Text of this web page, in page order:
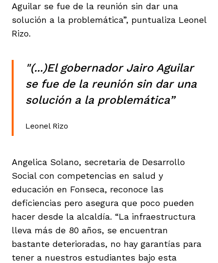
Aguilar se fue de la reunión sin dar una
solución a la problemática”, puntualiza Leonel
Rizo.
"(...)El gobernador Jairo Aguilar
se fue de la reunión sin dar una
solución a la problemática”
Leonel Rizo
Angelica Solano, secretaria de Desarrollo
Social con competencias en salud y
educación en Fonseca, reconoce las
deficiencias pero asegura que poco pueden
hacer desde la alcaldía. “La infraestructura
lleva más de 80 años, se encuentran
bastante deterioradas, no hay garantías para
tener a nuestros estudiantes bajo esta